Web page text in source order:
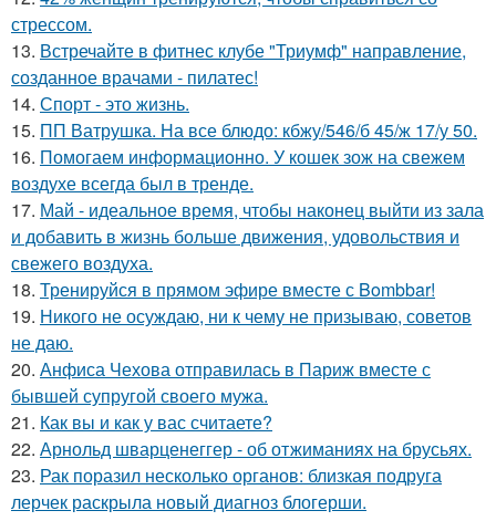
стрессом.
13. Встречайте в фитнес клубе "Триумф" направление,
созданное врачами - пилатес!
14. Спорт - это жизнь.
15. ПП Ватрушка. На все блюдо: кбжу/546/б 45/ж 17/у 50.
16. Помогаем информационно. У кошек зож на свежем
воздухе всегда был в тренде.
17. Май - идеальное время, чтобы наконец выйти из зала
и добавить в жизнь больше движения, удовольствия и
свежего воздуха.
18. Тренируйся в прямом эфире вместе с Bombbar!
19. Никого не осуждаю, ни к чему не призываю, советов
не даю.
20. Анфиса Чехова отправилась в Париж вместе с
бывшей супругой своего мужа.
21. Как вы и как у вас считаете?
22. Арнольд шварценеггер - об отжиманиях на брусьях.
23. Рак поразил несколько органов: близкая подруга
лерчек раскрыла новый диагноз блогерши.